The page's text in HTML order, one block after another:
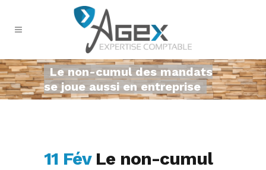
Le non-cumul des mandats
se joue aussi en entreprise
11 FévLe non-cumul